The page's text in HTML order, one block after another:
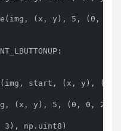
(x, y), 5, (0, 0,
start, (x, y), (0,
(x, y), 5, (0, 0,
3), np.uint8)